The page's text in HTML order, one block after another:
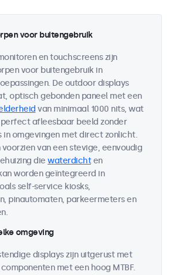
voor buitengebruik
en touchscreens zijn
voor buitengebruik in
De outdoor displays
optisch gebonden paneel met een
van minimaal 1000 nits, wat
afleesbaar beeld zonder
in omgevingen met direct zonlicht.
voorzien van een stevige, eenvoudig
die waterdichten
worden geïntegreerd in
self-service kiosks,
pinautomaten, parkeermeters en
omgeving
displays zijn uitgerust met
met een hoog MTBF.